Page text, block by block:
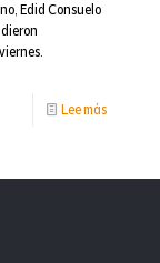
Edid Consuelo
Lee más-
de